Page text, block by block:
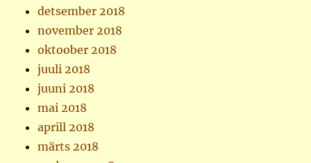
detsember 2018
november 2018
oktoober 2018
juuli 2018
juuni 2018
mai 2018
aprill 2018
märts 2018